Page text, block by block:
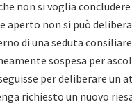
non si voglia
aperto non si può
di una seduta
sospesa per
per deliberare un
richiesto un nuovo